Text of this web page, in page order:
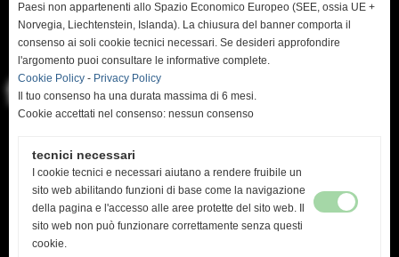
T. +39 035 5900089
E. info@casamia-re.com
Home
Privacy Policy
Cookie Policy
Paesi non appartenenti allo Spazio Economico Europeo (SEE, ossia UE +
Norvegia, Liechtenstein, Islanda). La chiusura del banner comporta il
consenso ai soli cookie tecnici necessari. Se desideri approfondire
l'argomento puoi consultare le informative complete.
Cookie Policy - Privacy Policy
Il tuo consenso ha una durata massima di 6 mesi.
Cookie accettati nel consenso: nessun consenso
tecnici necessari
I cookie tecnici e necessari aiutano a rendere fruibile un
sito web abilitando funzioni di base come la navigazione
della pagina e l'accesso alle aree protette del sito web. Il
sito web non può funzionare correttamente senza questi
cookie.